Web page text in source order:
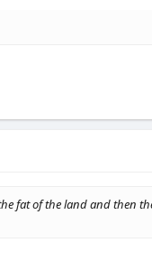
fat of the land and then